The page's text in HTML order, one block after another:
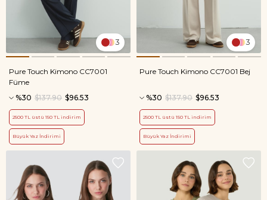
3
Pure Touch Kimono CC7001
Füme
%30
$96.53
$137.90
2500 TL üstü 150 TL indirim
Büyük Yaz İndirimi
3
Pure Touch Kimono CC7001 Bej
%30 $96.53
$137.90
2500 TL üstü 150 TL indirim
Büyük Yaz İndirimi